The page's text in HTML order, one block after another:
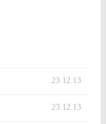
23.12.13
23.12.13